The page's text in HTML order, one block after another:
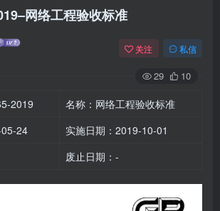
网络工程验收标准
关注 私信
29 10
2019
名称：网络工程验收标准
24
实施日期：2019-10-01
废止日期：-